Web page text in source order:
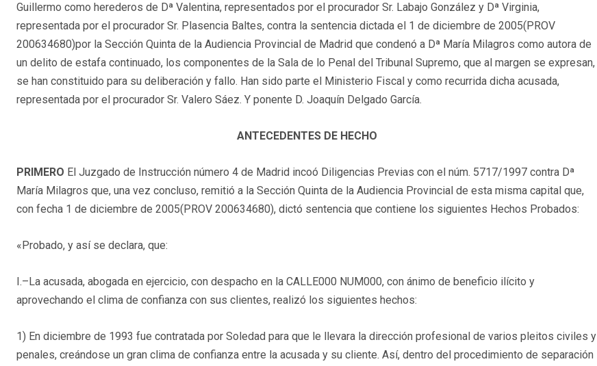
Guillermo como herederos de Dª Valentina, representados por el procurador Sr. Labajo González y Dª Virginia,
representada por el procurador Sr. Plasencia Baltes, contra la sentencia dictada el 1 de diciembre de 2005( PROV
200634680)por la Sección Quinta de la Audiencia Provincial de Madrid que condenó a Dª María Milagros como autora de
un delito de estafa continuado, los componentes de la Sala de lo Penal del Tribunal Supremo, que al margen se expresan,
se han constituido para su deliberación y fallo. Han sido parte el Ministerio Fiscal y como recurrida dicha acusada,
representada por el procurador Sr. Valero Sáez. Y ponente D. Joaquín Delgado García.
ANTECEDENTES DE HECHO
PRIMERO El Juzgado de Instrucción número 4 de Madrid incoó Diligencias Previas con el núm. 5717/1997 contra Dª
María Milagros que, una vez concluso, remitió a la Sección Quinta de la Audiencia Provincial de esta misma capital que,
con fecha 1 de diciembre de 2005( PROV 200634680), dictó sentencia que contiene los siguientes Hechos Probados:
«Probado, y así se declara, que:
I.–La acusada, abogada en ejercicio, con despacho en la CALLE000 NUM000, con ánimo de beneficio ilícito y
aprovechando el clima de confianza con sus clientes, realizó los siguientes hechos:
1) En diciembre de 1993 fue contratada por Soledad para que le llevara la dirección profesional de varios pleitos civiles y
penales, creándose un gran clima de confianza entre la acusada y su cliente. Así, dentro del procedimiento de separación